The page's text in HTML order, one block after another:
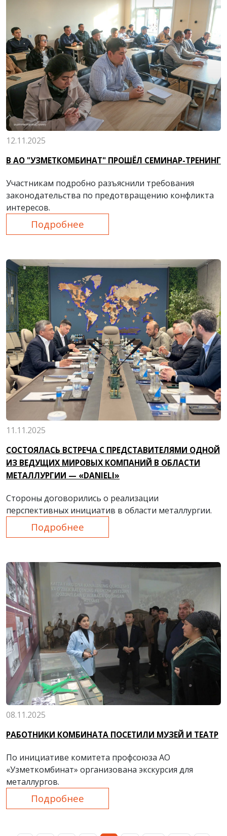
12.11.2025
В АО "УЗМЕТКОМБИНАТ" ПРОШЁЛ СЕМИНАР-ТРЕНИНГ
Участникам подробно разъяснили требования
законодательства по предотвращению конфликта
интересов.
Подробнее
11.11.2025
СОСТОЯЛАСЬ ВСТРЕЧА С ПРЕДСТАВИТЕЛЯМИ ОДНОЙ
ИЗ ВЕДУЩИХ МИРОВЫХ КОМПАНИЙ В ОБЛАСТИ
МЕТАЛЛУРГИИ — «DANIELI»
Стороны договорились о реализации
перспективных инициатив в области металлургии.
Подробнее
08.11.2025
РАБОТНИКИ КОМБИНАТА ПОСЕТИЛИ МУЗЕЙ И ТЕАТР
По инициативе комитета профсоюза АО
«Узметкомбинат» организована экскурсия для
металлургов.
Подробнее